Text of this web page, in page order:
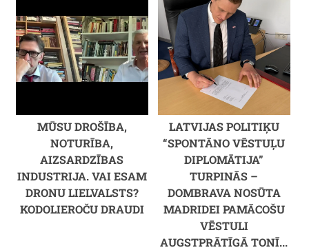
MŪSU DROŠĪBA,
NOTURĪBA,
AIZSARDZĪBAS
INDUSTRIJA. VAI ESAM
DRONU LIELVALSTS?
KODOLIEROČU DRAUDI
LATVIJAS POLITIĶU
“SPONTĀNO VĒSTUĻU
DIPLOMĀTIJA”
TURPINĀS –
DOMBRAVA NOSŪTA
MADRIDEI PAMĀCOŠU
VĒSTULI
AUGSTPRĀTĪGĀ TONĪ...